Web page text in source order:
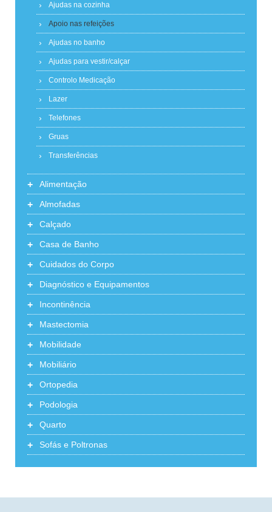
Ajudas na cozinha
Apoio nas refeições
Ajudas no banho
Ajudas para vestir/calçar
Controlo Medicação
Lazer
Telefones
Gruas
Transferências
+ Alimentação
+ Almofadas
+ Calçado
+ Casa de Banho
+ Cuidados do Corpo
+ Diagnóstico e Equipamentos
+ Incontinência
+ Mastectomia
+ Mobilidade
+ Mobiliário
+ Ortopedia
+ Podologia
+ Quarto
+ Sofás e Poltronas